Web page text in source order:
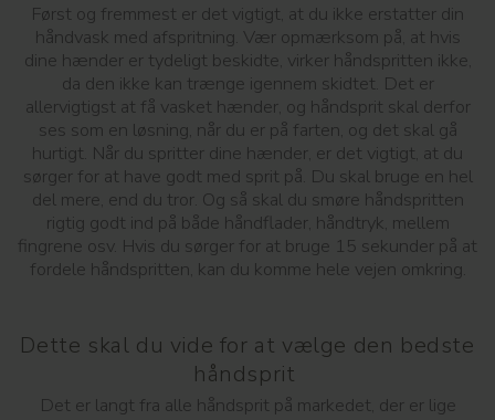
Først og fremmest er det vigtigt, at du ikke erstatter din
håndvask med afspritning. Vær opmærksom på, at hvis
dine hænder er tydeligt beskidte, virker håndspritten ikke,
da den ikke kan trænge igennem skidtet. Det er
allervigtigst at få vasket hænder, og håndsprit skal derfor
ses som en løsning, når du er på farten, og det skal gå
hurtigt. Når du spritter dine hænder, er det vigtigt, at du
sørger for at have godt med sprit på. Du skal bruge en hel
del mere, end du tror. Og så skal du smøre håndspritten
rigtig godt ind på både håndflader, håndtryk, mellem
fingrene osv. Hvis du sørger for at bruge 15 sekunder på at
fordele håndspritten, kan du komme hele vejen omkring.
Dette skal du vide for at vælge den bedste
håndsprit
Det er langt fra alle håndsprit på markedet, der er lige